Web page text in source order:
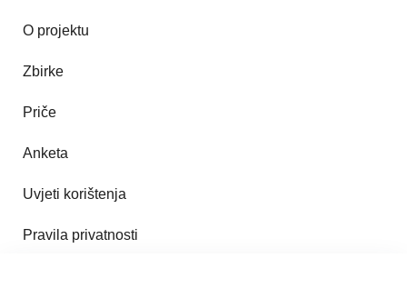
O projektu
Zbirke
Priče
Anketa
Uvjeti korištenja
Pravila privatnosti